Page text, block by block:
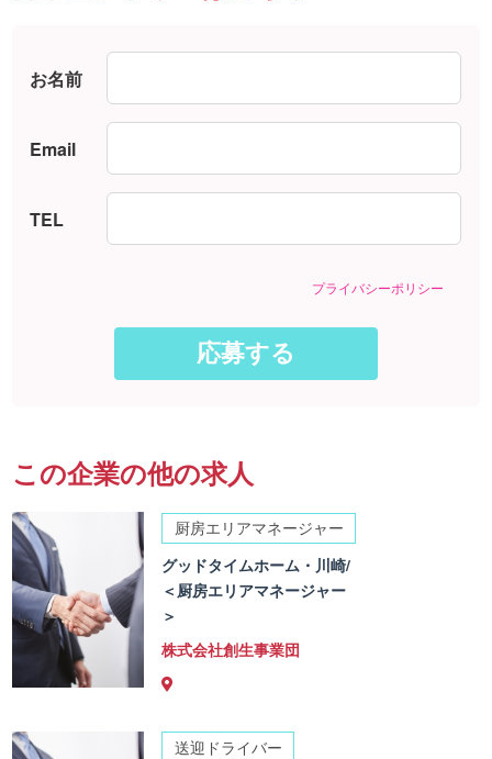
お名前
Email
TEL
プライバシーポリシー
この企業の他の求人
厨房エリアマネージャー
グッドタイムホーム・川崎/
＜厨房エリアマネージャー
＞
株式会社創生事業団
送迎ドライバー